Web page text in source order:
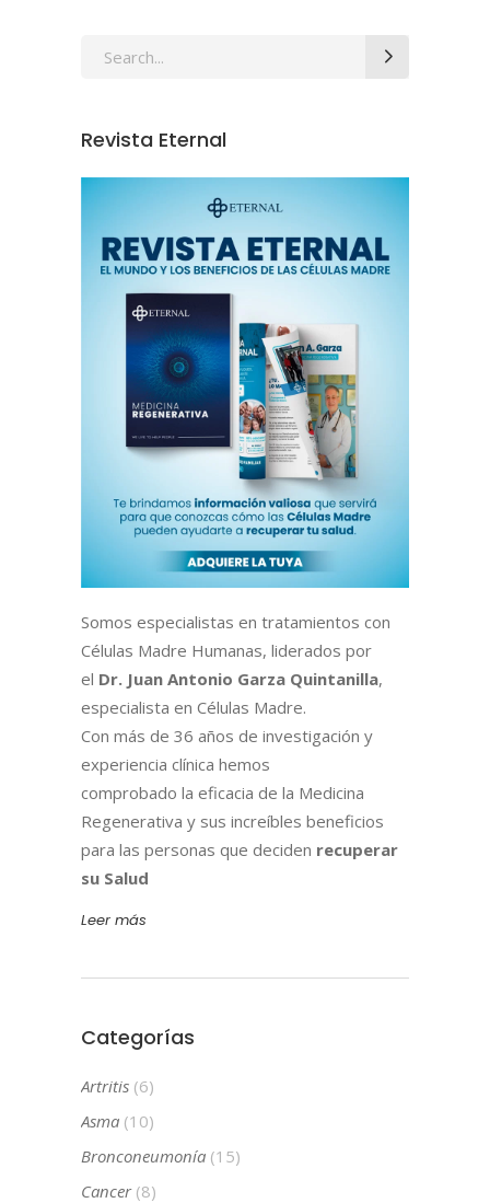
Revista Eternal
Somos especialistas en tratamientos con
Células Madre Humanas, liderados por
el Dr. Juan Antonio Garza Quintanilla,
especialista en Células Madre.
Con más de 36 años de investigación y
experiencia clínica hemos
comprobado la eficacia de la Medicina
Regenerativa y sus increíbles beneficios
para las personas que deciden recuperar
su Salud
Leer más
Categorías
Artritis (6)
Asma (10)
Bronconeumonía (15)
Cancer(8)